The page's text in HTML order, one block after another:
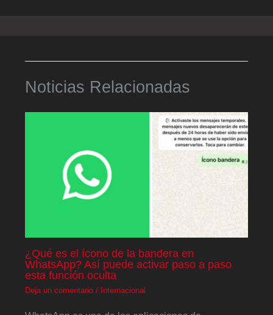
Noticias Relacionadas
¿Qué es el ícono de la bandera en
WhatsApp? Así puede activar paso a paso
esta función oculta
Deja un comentario / Internacional